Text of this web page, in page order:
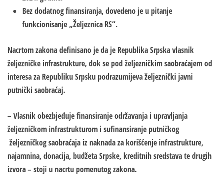
Bez dodatnog finansiranja, dovedeno je u pitanje
funkcionisanje „Željeznica RS“.
Nacrtom zakona definisano je da je Republika Srpska vlasnik
željezničke infrastrukture, dok se pod željezničkim saobraćajem od
interesa za Republiku Srpsku podrazumijeva željeznički javni
putnički saobraćaj.
– Vlasnik obezbjeđuje finansiranje održavanja i upravljanja
željezničkom infrastrukturom i sufinansiranje putničkog
željezničkog saobraćaja iz naknada za korišćenje infrastrukture,
najamnina, donacija, budžeta Srpske, kreditnih sredstava te drugih
izvora – stoji u nacrtu pomenutog zakona.